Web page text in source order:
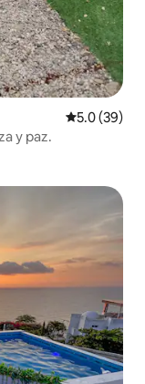
Calificación
5.0 (39)
y paz.